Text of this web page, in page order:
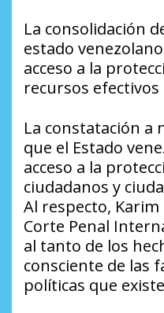
La consolidación
estado
acceso a la
recursos efectivos
La constatación a
que el Estado
acceso a la
ciudadanos y
Al respecto, Karim
Corte Penal
al tanto de los
consciente de las
políticas que